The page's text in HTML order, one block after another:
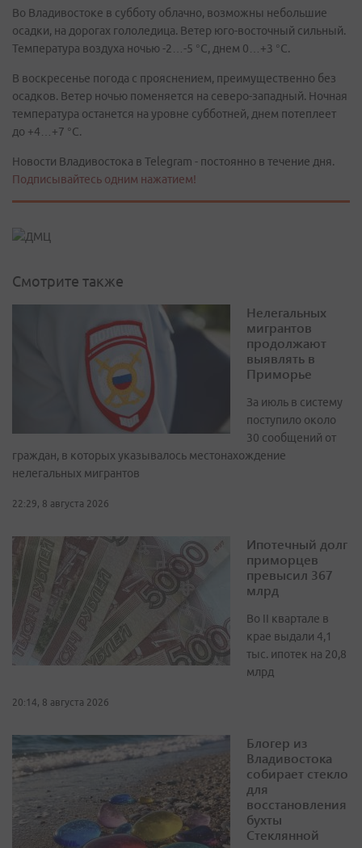
Во Владивостоке в субботу облачно, возможны небольшие
осадки, на дорогах гололедица. Ветер юго-восточный сильный.
Температура воздуха ночью -2…-5 °С, днем 0…+3 °С.
В воскресенье погода с прояснением, преимущественно без
осадков. Ветер ночью поменяется на северо-западный. Ночная
температура останется на уровне субботней, днем потеплеет
до +4…+7 °С.
Новости Владивостока в Telegram - постоянно в течение дня.
Подписывайтесь одним нажатием!
Смотрите также
Нелегальных
мигрантов
продолжают
выявлять в
Приморье
За июль в систему
поступило около
30 сообщений от
граждан, в которых указывалось местонахождение
нелегальных мигрантов
22:29, 8 августа 2026
Ипотечный долг
приморцев
превысил 367
млрд
Во II квартале в
крае выдали 4,1
тыс. ипотек на 20,8
млрд
20:14, 8 августа 2026
Блогер из
Владивостока
собирает стекло
для
восстановления
бухты
Стеклянной